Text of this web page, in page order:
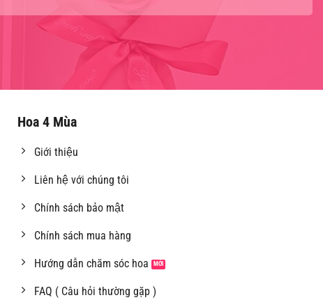
Hoa 4 Mùa
Giới thiệu
Liên hệ với chúng tôi
Chính sách bảo mật
Chính sách mua hàng
Hướng dẫn chăm sóc hoa
FAQ ( Câu hỏi thường gặp )